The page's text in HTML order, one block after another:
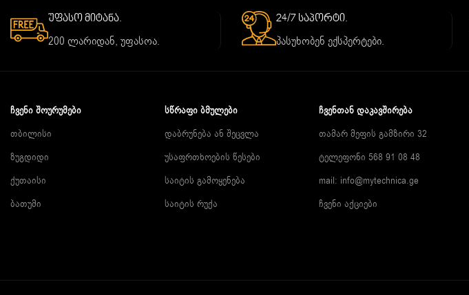
უფასო მიტანა.
200 ლარიდან, უფასოა.
24/7 საპორტი.
პასუხობენ ექსპერტები.
ᲩᲕᲔᲜᲘ ᲨᲝᲣᲠᲣᲛᲔᲑᲘ
თბილისი
ზუგდიდი
ქუთაისი
ბათუმი
ᲡᲬᲠᲐᲤᲘ ᲑᲛᲣᲚᲔᲑᲘ
დაბრუნება ან შეცვლა
უსაფრთხოების წესები
საიტის გამოყენება
საიტის რუქა
ᲩᲕᲔᲜᲗᲐᲜ ᲓᲐᲙᲐᲕᲨᲘᲠᲔᲑᲐ
თამარ მეფის გამზირი 32
ტელეფონი 568 91 08 48
mail: info@mytechnica.ge
ჩვენი აქციები